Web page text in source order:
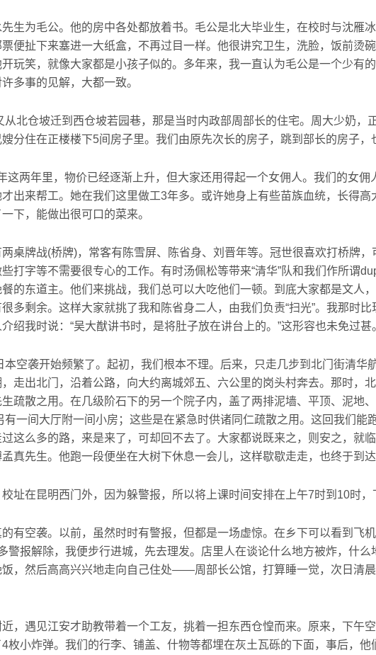
为毛公。他的房中各处都放着书。毛公是北大毕业生，在校时与沈雁
便扯下来塞进一大纸盒，不再过目一样。他很讲究卫生，洗脸，饭前烫
玩笑，就像大家都是小孩子似的。多年来，我一直认为毛公是一个少有
多事的见解，大都一致。
仓坡迁到西仓坡若园巷，那是当时内政部周部长的住宅。周大少奶，
分住在正楼楼下5间房子里。我们由原先次长的房子，跳到部长的房子，
年里，物价已经逐渐上升，但大家还用得起一个女佣人。我们的女佣
出来帮工。她在我们这里做工3年多。或许她身上有些苗族血统，长得
下，能做出很可口的菜来。
牌战(桥牌)，常客有陈雪屏、陈省身、刘晋年等。冠世很喜欢打桥牌，
打字等不需要很专心的工作。有时汤佩松等带来“清华”队和我们作所谓
的东道主。他们来挑战，我们总可以大吃他们一顿。到底大家都是文人
多剩余。这样大家就挑了我和陈省身二人，由我们负责“扫光”。我那时比
绍我时说：“吴大猷讲书时，是将肚子放在讲台上的。”这形容也未免过甚
袭开始频繁了。起初，我们根本不理。后来，只走几步到北门街清华
走出北门，沿着公路，向大约离城郊五、六公里的岗头村奔去。那时，
疏散之用。在几级阶石下的另一个院子内，盖了两排泥墙、平顶、泥地
有一间大厅附一间小房；这些是在紧急时供诸同仁疏散之用。这回我们能
这么多的路，来是来了，可却回不去了。大家都说既来之，则安之，就
真先生。他跑一段便坐在大树下休息一会儿，这样歇歇走走，也终于到达
在昆明西门外，因为躲警报，所以将上课时间安排在上午7时到10时，
空袭。以前，虽然时时有警报，但都是一场虚惊。在乡下可以看到飞
警报解除，我便步行进城，先去理发。店里人在谈论什么地方被炸，什
，然后高高兴兴地走向自己住处——周部长公馆，打算睡一觉，次日清
遇见江安才助教带着一个工友，挑着一担东西仓惶而来。原来，下午
枚小炸弹。我们的行李、铺盖、什物等都埋在灰土瓦砾的下面，事后，